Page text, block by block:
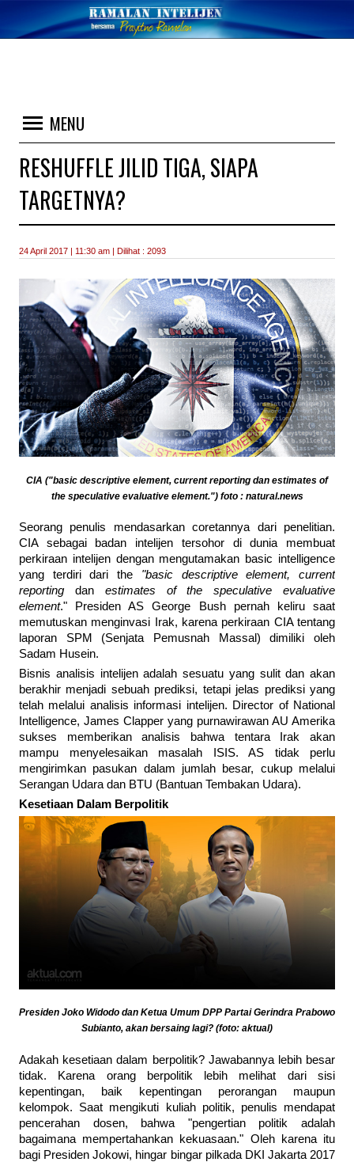
MENU
RESHUFFLE JILID TIGA, SIAPA
TARGETNYA?
24 April 2017 | 11:30 am | Dilihat : 2093
CIA ("basic descriptive element, current reporting dan estimates of
the speculative evaluative element.") foto : natural.news
Seorang penulis mendasarkan coretannya dari penelitian.
CIA sebagai badan intelijen tersohor di dunia membuat
perkiraan intelijen dengan mengutamakan basic intelligence
yang terdiri dari the "basic descriptive element, current
reporting dan estimates of the speculative evaluative
element." Presiden AS George Bush pernah keliru saat
memutuskan menginvasi Irak, karena perkiraan CIA tentang
laporan SPM (Senjata Pemusnah Massal) dimiliki oleh
Sadam Husein.
Bisnis analisis intelijen adalah sesuatu yang sulit dan akan
berakhir menjadi sebuah prediksi, tetapi jelas prediksi yang
telah melalui analisis informasi intelijen. Director of National
Intelligence, James Clapper yang purnawirawan AU Amerika
sukses memberikan analisis bahwa tentara Irak akan
mampu menyelesaikan masalah ISIS. AS tidak perlu
mengirimkan pasukan dalam jumlah besar, cukup melalui
Serangan Udara dan BTU (Bantuan Tembakan Udara).
Kesetiaan Dalam Berpolitik
Presiden Joko Widodo dan Ketua Umum DPP Partai Gerindra Prabowo
Subianto, akan bersaing lagi? (foto: aktual)
Adakah kesetiaan dalam berpolitik? Jawabannya lebih besar
tidak. Karena orang berpolitik lebih melihat dari sisi
kepentingan, baik kepentingan perorangan maupun
kelompok. Saat mengikuti kuliah politik, penulis mendapat
pencerahan dosen, bahwa "pengertian politik adalah
bagaimana mempertahankan kekuasaan." Oleh karena itu
bagi Presiden Jokowi, hingar bingar pilkada DKI Jakarta 2017